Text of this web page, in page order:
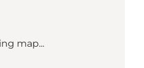
map...